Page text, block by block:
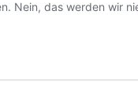
Nein, das werden wir